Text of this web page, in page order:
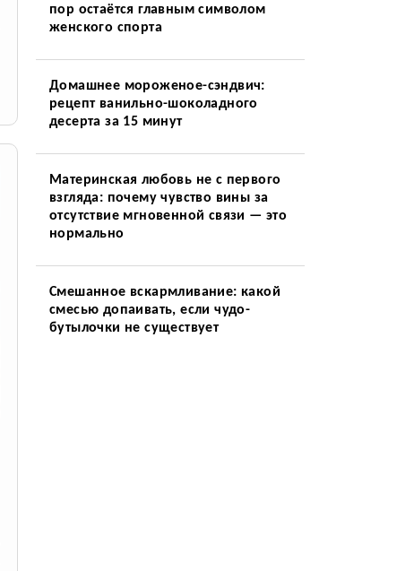
пор остаётся главным символом
женского спорта
Домашнее мороженое-сэндвич:
рецепт ванильно-шоколадного
десерта за 15 минут
Материнская любовь не с первого
взгляда: почему чувство вины за
отсутствие мгновенной связи — это
нормально
Смешанное вскармливание: какой
смесью допаивать, если чудо-
бутылочки не существует